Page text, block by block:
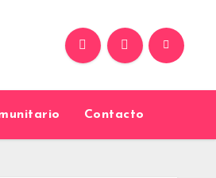
Contacto